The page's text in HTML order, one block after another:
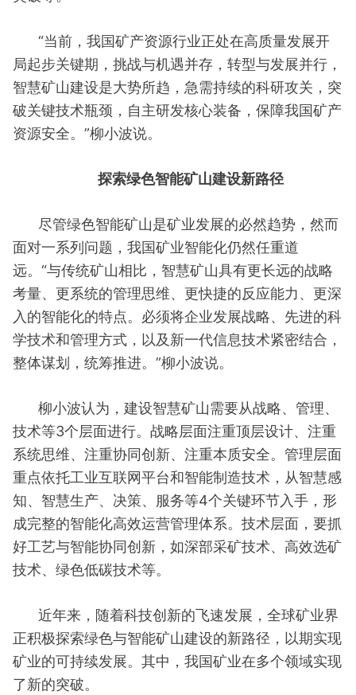
“当前，我国矿产资源行业正处在高质量发展开
局起步关键期，挑战与机遇并存，转型与发展并行，
智慧矿山建设是大势所趋，急需持续的科研攻关，突
破关键技术瓶颈，自主研发核心装备，保障我国矿产
资源安全。”柳小波说。
探索绿色智能矿山建设新路径
尽管绿色智能矿山是矿业发展的必然趋势，然而
面对一系列问题，我国矿业智能化仍然任重道
远。“与传统矿山相比，智慧矿山具有更长远的战略
考量、更系统的管理思维、更快捷的反应能力、更深
入的智能化的特点。必须将企业发展战略、先进的科
学技术和管理方式，以及新一代信息技术紧密结合，
整体谋划，统筹推进。”柳小波说。
柳小波认为，建设智慧矿山需要从战略、管理、
技术等3个层面进行。战略层面注重顶层设计、注重
系统思维、注重协同创新、注重本质安全。管理层面
重点依托工业互联网平台和智能制造技术，从智慧感
知、智慧生产、决策、服务等4个关键环节入手，形
成完整的智能化高效运营管理体系。技术层面，要抓
好工艺与智能协同创新，如深部采矿技术、高效选矿
技术、绿色低碳技术等。
近年来，随着科技创新的飞速发展，全球矿业界
正积极探索绿色与智能矿山建设的新路径，以期实现
矿业的可持续发展。其中，我国矿业在多个领域实现
了新的突破。